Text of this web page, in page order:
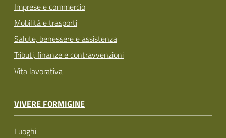
Imprese e commercio
Mobilità e trasporti
Salute, benessere e assistenza
Tributi, finanze e contravvenzioni
Vita lavorativa
VIVERE FORMIGINE
Luoghi